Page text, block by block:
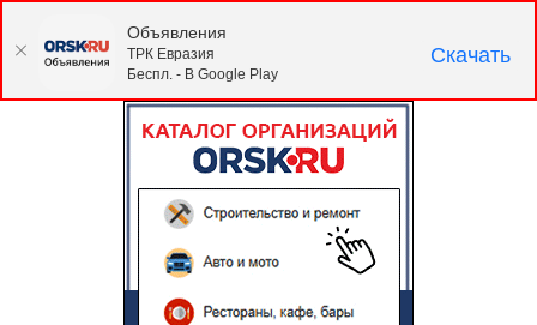
Объявления
ТРК Евразия
Беспл. - В Google Play
Скачать